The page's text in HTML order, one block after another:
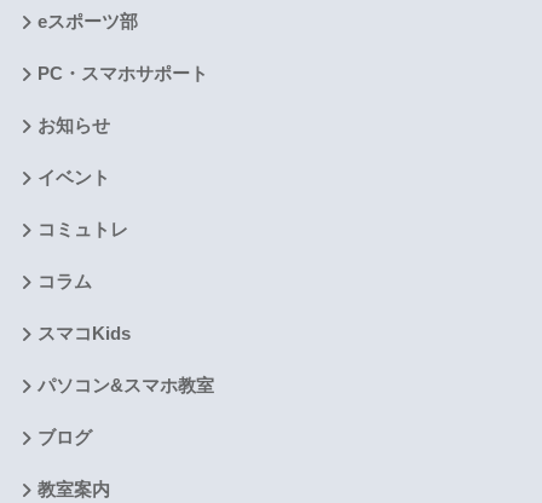
eスポーツ部
PC・スマホサポート
お知らせ
イベント
コミュトレ
コラム
スマコKids
パソコン&スマホ教室
ブログ
教室案内